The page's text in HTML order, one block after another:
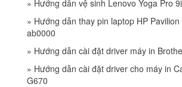
» Hướng dẫn vệ sinh Lenovo Yoga Pro
» Hướng dẫn thay pin laptop HP Pavilion
ab0000
» Hướng dẫn cài đặt driver máy in
» Hướng dẫn cài đặt driver cho máy in
G670